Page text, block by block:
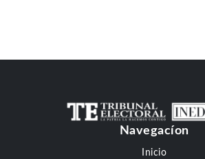
Navegacíon
Inicio